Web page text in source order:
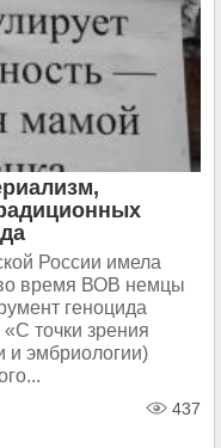
России имела
время ВОВ немцы
геноцида
точки зрения
и эмбриологии)
437